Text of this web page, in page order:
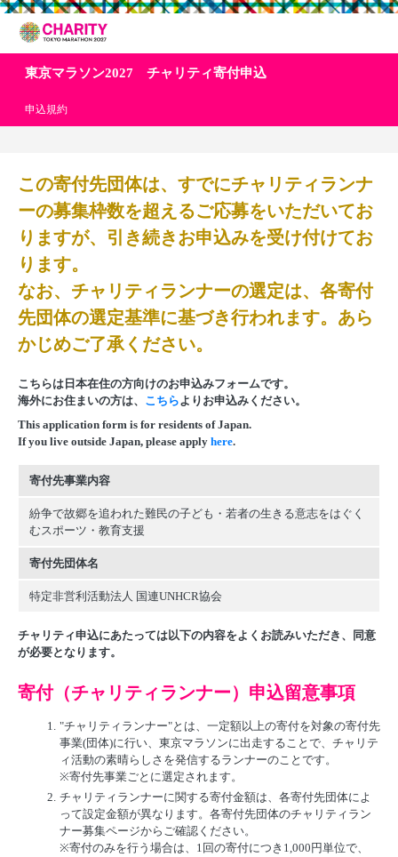
東京マラソン2027 チャリティ寄付申込
申込規約
この寄付先団体は、すでにチャリティランナ
ーの募集枠数を超えるご応募をいただいてお
りますが、引き続きお申込みを受け付けてお
ります。
なお、チャリティランナーの選定は、各寄付
先団体の選定基準に基づき行われます。あら
かじめご了承ください。
こちらは日本在住の方向けのお申込みフォームです。
海外にお住まいの方は、 こちらよりお申込みください。
This application form is for residents of Japan.
If you live outside Japan, please apply here.
寄付先事業内容
紛争で故郷を追われた難民の子ども・若者の生きる意志をはぐく
むスポーツ・教育支援
寄付先団体名
特定非営利活動法人 国連UNHCR協会
チャリティ申込にあたっては以下の内容をよくお読みいただき、同意
が必要となります。
寄付（チャリティランナー）申込留意事項
1. "チャリティランナー"とは、一定額以上の寄付を対象の寄付先
事業(団体)に行い、東京マラソンに出走することで、チャリテ
ィ活動の素晴らしさを発信するランナーのことです。
※寄付先事業ごとに選定されます。
2. チャリティランナーに関する寄付金額は、各寄付先団体によ
って設定金額が異なります。各寄付先団体のチャリティラン
ナー募集ページからご確認ください。
※寄付のみを行う場合は、1回の寄付につき1,000円単位で、